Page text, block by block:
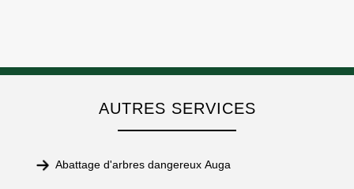
AUTRES SERVICES
Abattage d'arbres dangereux Auga